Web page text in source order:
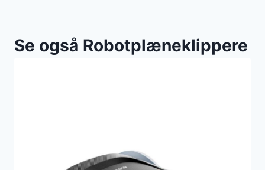
Se også Robotplæneklippere